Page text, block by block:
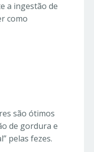
a ingestão de
como
são ótimos
de gordura e
pelas fezes.